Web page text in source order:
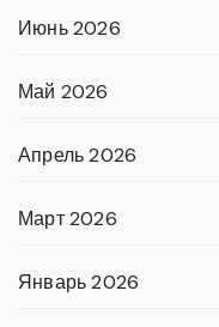
Июнь 2026
Май 2026
Апрель 2026
Март 2026
Январь 2026